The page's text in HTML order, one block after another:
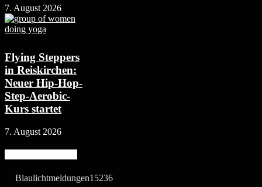
7. August 2026
Flying Steppers
in Reiskirchen:
Neuer Hip-Hop-
Step-Aerobic-
Kurs startet
7. August 2026
Blaulichtmeldungen15236